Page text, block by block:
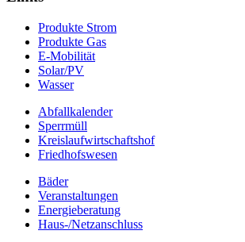
Produkte Strom
Produkte Gas
E-Mobilität
Solar/PV
Wasser
Abfallkalender
Sperrmüll
Kreislaufwirtschaftshof
Friedhofswesen
Bäder
Veranstaltungen
Energieberatung
Haus-/Netzanschluss